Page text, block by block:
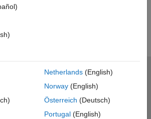
Netherlands(English)
Norway(English)
Österreich (Deutsch)
Portugal(English)
プライバシー ポリシー
アプリケーション ステータス
MathWorks, Inc.